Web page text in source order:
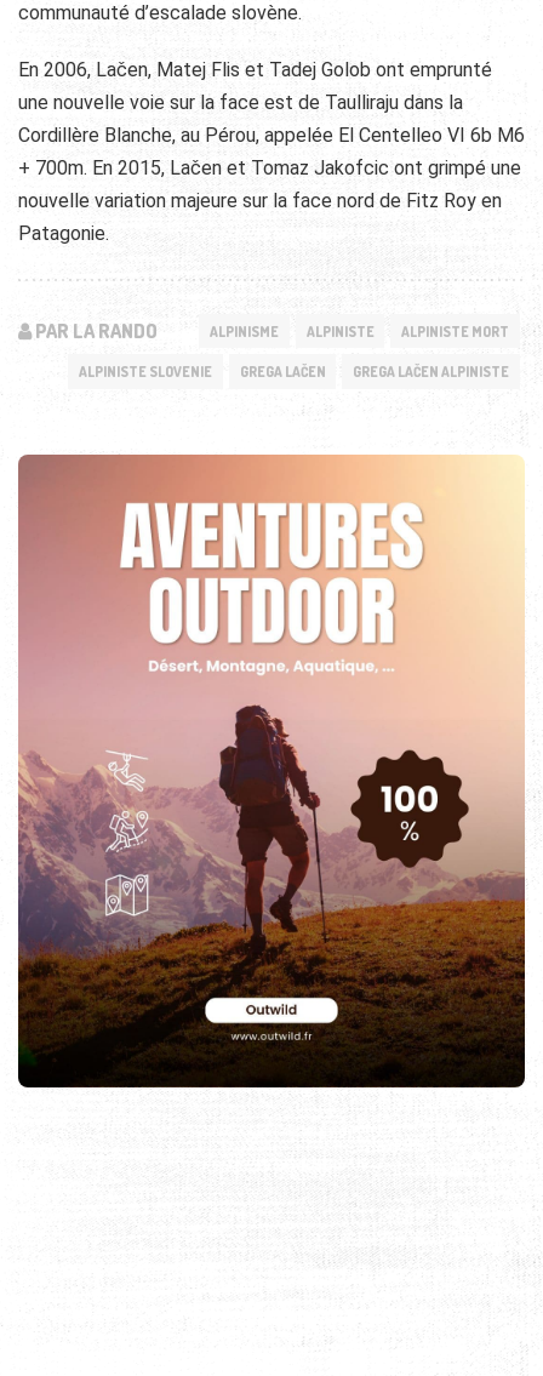
communauté d’escalade slovène.
En 2006, Lačen, Matej Flis et Tadej Golob ont emprunté
une nouvelle voie sur la face est de Taulliraju dans la
Cordillère Blanche, au Pérou, appelée El Centelleo VI 6b M6
+ 700m. En 2015, Lačen et Tomaz Jakofcic ont grimpé une
nouvelle variation majeure sur la face nord de Fitz Roy en
Patagonie.
PAR LA RANDO ALPINISME ALPINISTE ALPINISTE MORT
ALPINISTE SLOVENIE GREGA LAČEN GREGA LAČEN ALPINISTE